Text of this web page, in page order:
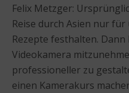
Felix Metzger:
Reise durch Asien nur
Rezepte festhalten.
Videokamera
professioneller zu
einen Kamerakurs